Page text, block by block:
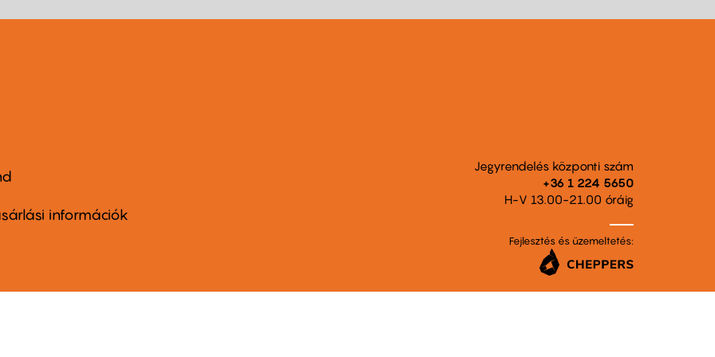
információk
Jegyrendelés központi szám
+36 1 224 5650
H-V 13.00-21.00 óráig
Fejlesztés és üzemeltetés: